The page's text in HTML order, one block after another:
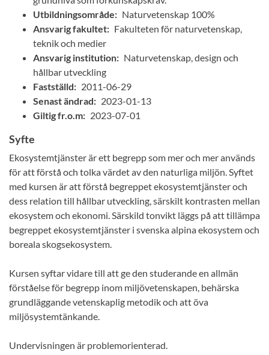
Utbildningsområde: Naturvetenskap 100%
Ansvarig fakultet: Fakulteten för naturvetenskap,
teknik och medier
Ansvarig institution: Naturvetenskap, design och
hållbar utveckling
Fastställd: 2011-06-29
Senast ändrad: 2023-01-13
Giltig fr.o.m: 2023-07-01
Syfte
Ekosystemtjänster är ett begrepp som mer och mer används
för att förstå och tolka värdet av den naturliga miljön. Syftet
med kursen är att förstå begreppet ekosystemtjänster och
dess relation till hållbar utveckling, särskilt kontrasten mellan
ekosystem och ekonomi. Särskild tonvikt läggs på att tillämpa
begreppet ekosystemtjänster i svenska alpina ekosystem och
boreala skogsekosystem.
Kursen syftar vidare till att ge den studerande en allmän
förståelse för begrepp inom miljövetenskapen, behärska
grundläggande vetenskaplig metodik och att öva
miljösystemtänkande.
Undervisningen är problemorienterad.